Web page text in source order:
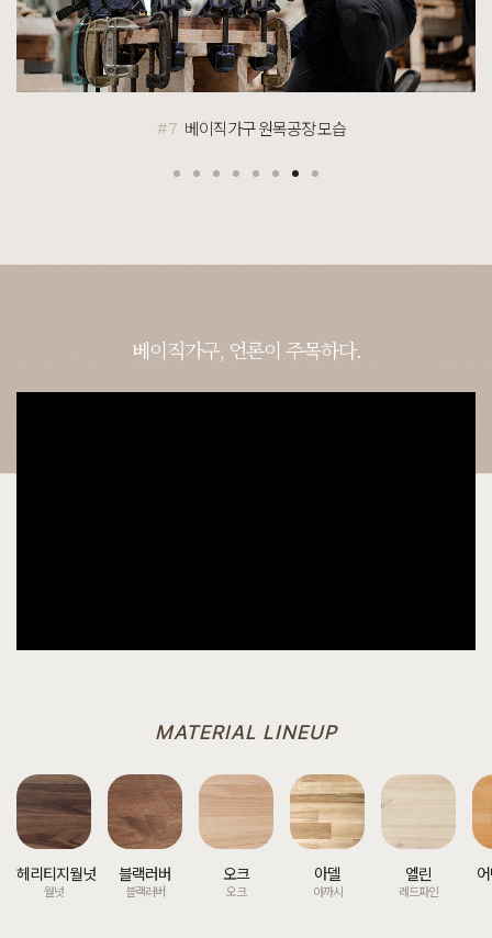
[[블랙러버] 다크 B형 슬라이드책상 다크러버]
7월 25일 충북 진천 이**고객님 설치후기입니다
포토리뷰 작성 시 참여 고객 전원 100% 스타벅스 아메리카노 1~5잔 기프티콘 증정!
[BEST PHOTO REVIEW] 베스트 포토 후기
#8 베이직가구 원목공장 모습
베이직가구, 언론이 주목하다.
MATERIAL LINEUP
헤리티지월넛
월넛
블랙러버
블랙러버
오크
오크
아델
아까시
엘린
레드파인